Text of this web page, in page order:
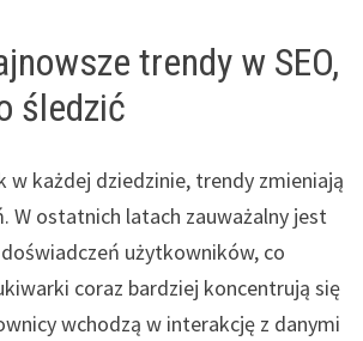
trendy w SEO,
śledzić
w każdej dziedzinie, trendy zmieniają
W ostatnich latach zauważalny jest
użytkowników, co
coraz bardziej koncentrują się
wchodzą w interakcję z danymi